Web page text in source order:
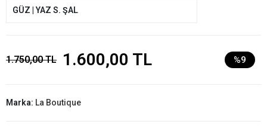
GÜZ | YAZ S. ŞAL
1.750,00 TL 1.600,00 TL %9
Marka: La Boutique